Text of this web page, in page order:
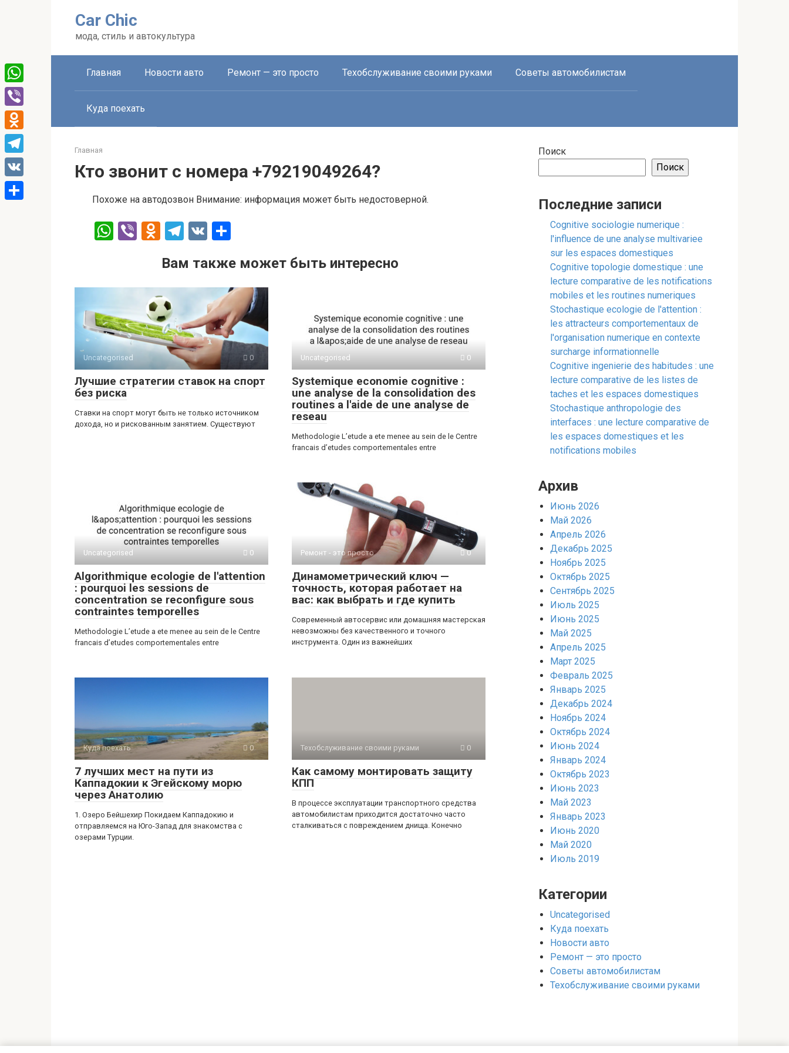
Car Chic
мода, стиль и автокультура
Главная Новости авто Ремонт — это просто Техобслуживание своими руками Советы автомобилистам
Куда поехать
Главная
Кто звонит с номера +79219049264?
Похоже на автодозвон Внимание: информация может быть недостоверной.
W
s
p
p
Vi O
n
o
kl
a
ss
ni
ki
T
e
gr
m
V
п
р
а
в
и
ть
Вам также может быть интересно
Uncategorised 0
Лучшие стратегии ставок на спорт
без риска
Ставки на спорт могут быть не только источником
дохода, но и рискованным занятием. Существуют
Uncategorised 0
Systemique economie cognitive :
une analyse de la consolidation des
routines a l'aide de une analyse de
reseau
Methodologie L’etude a ete menee au sein de le Centre
francais d’etudes comportementales entre
Uncategorised 0
Algorithmique ecologie de l'attention
: pourquoi les sessions de
concentration se reconfigure sous
contraintes temporelles
Methodologie L’etude a ete menee au sein de le Centre
francais d’etudes comportementales entre
Ремонт - это просто 0
Динамометрический ключ —
точность, которая работает на
вас: как выбрать и где купить
Современный автосервис или домашняя мастерская
невозможны без качественного и точного
инструмента. Один из важнейших
Куда поехать 0
7 лучших мест на пути из
Каппадокии к Эгейскому морю
через Анатолию
1. Озеро Бейшехир Покидаем Каппадокию и
отправляемся на Юго-Запад для знакомства с
озерами Турции.
Техобслуживание своими руками 0
Как самому монтировать защиту
КПП
В процессе эксплуатации транспортного средства
автомобилистам приходится достаточно часто
сталкиваться с повреждением днища. Конечно
Поиск
Поиск
Последние записи
Cognitive sociologie numerique :
l'influence de une analyse multivariee
sur les espaces domestiques
Cognitive topologie domestique : une
lecture comparative de les notifications
mobiles et les routines numeriques
Stochastique ecologie de l'attention :
les attracteurs comportementaux de
l'organisation numerique en contexte
surcharge informationnelle
Cognitive ingenierie des habitudes : une
lecture comparative de les listes de
taches et les espaces domestiques
Stochastique anthropologie des
interfaces : une lecture comparative de
les espaces domestiques et les
notifications mobiles
Архив
Июнь 2026
Май 2026
Апрель 2026
Декабрь 2025
Ноябрь 2025
Октябрь 2025
Сентябрь 2025
Июль 2025
Июнь 2025
Май 2025
Апрель 2025
Март 2025
Февраль 2025
Январь 2025
Декабрь 2024
Ноябрь 2024
Октябрь 2024
Июнь 2024
Январь 2024
Октябрь 2023
Июнь 2023
Май 2023
Январь 2023
Июнь 2020
Май 2020
Июль 2019
Категории
Uncategorised
Куда поехать
Новости авто
Ремонт — это просто
Советы автомобилистам
Техобслуживание своими руками
WhatsApp
Viber
Odnoklassniki
Telegram
VK